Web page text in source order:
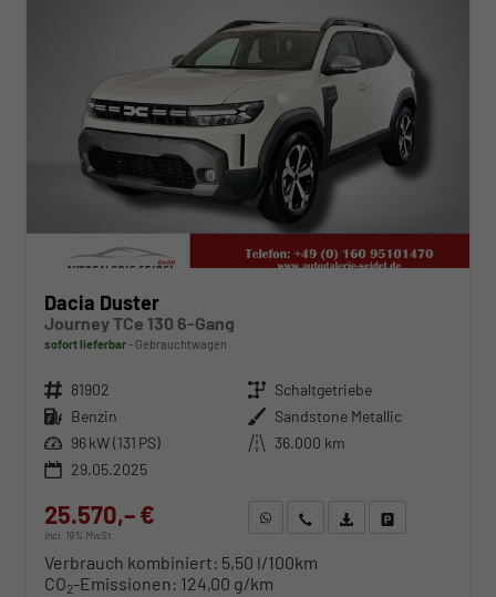
Dacia Duster
Journey TCe 130 6-Gang
sofort lieferbar Gebrauchtwagen
Fahrzeugnr. 81902 Getriebe Schaltgetriebe
Kraftstoff Benzin Außenfarbe Sandstone Metallic
Leistung 96 kW (131 PS) Kilometerstand 36.000 km
29.05.2025
25.570,– €
incl. 19% MwSt.
WhatsApp anfragen
Wir rufen Sie anFahrzeugexposé (PDF)
Verbrauch kombiniert: 5,50 l/100km
CO2-Emissionen: 124,00 g/km